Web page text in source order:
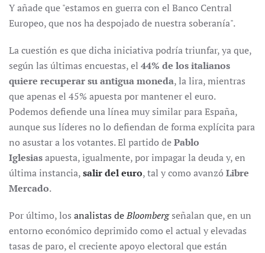
Y añade que "estamos en guerra con el Banco Central
Europeo, que nos ha despojado de nuestra soberanía".
La cuestión es que dicha iniciativa podría triunfar, ya que,
según las últimas encuestas, el 44% de los italianos
quiere recuperar su antigua moneda, la lira, mientras
que apenas el 45% apuesta por mantener el euro.
Podemos defiende una línea muy similar para España,
aunque sus líderes no lo defiendan de forma explícita para
no asustar a los votantes. El partido dePablo
Iglesiasapuesta, igualmente, por impagar la deuda y, en
última instancia,salir del euro, tal y como avanzó Libre
Mercado.
Por último, los analistas deBloombergseñalan que, en un
entorno económico deprimido como el actual y elevadas
tasas de paro, el creciente apoyo electoral que están